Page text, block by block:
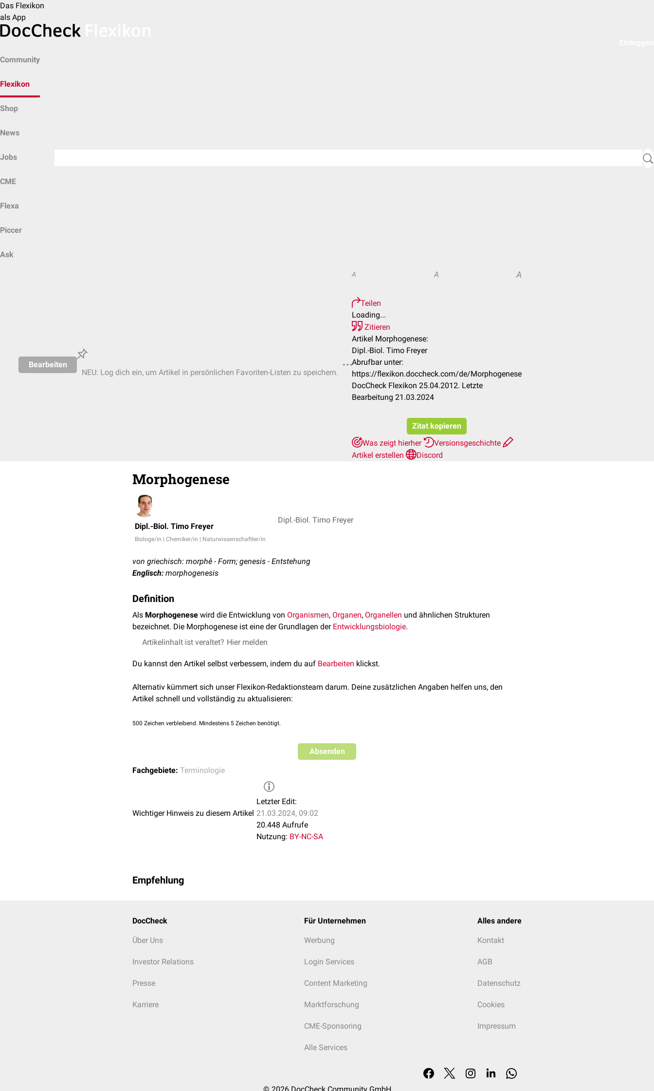
Das Flexikon
als App
Community
Flexikon
Shop
News
Jobs
CME
Flexa
Piccer
Ask
Bearbeiten
NEU: Log dich ein, um Artikel in persönlichen Favoriten-Listen zu speichern.
A A A
Teilen
Loading...
Zitieren
Artikel Morphogenese:
Dipl.-Biol. Timo Freyer
Abrufbar unter:
https://flexikon.doccheck.com/de/Morphogenese
DocCheck Flexikon 25.04.2012. Letzte
Bearbeitung 21.03.2024
Zitat kopieren
Was zeigt hierher
Versionsgeschichte
Artikel erstellen
Discord
Morphogenese
Dipl.-Biol. Timo Freyer
Biologe/in | Chemiker/in | Naturwissenschaftler/in
Dipl.-Biol. Timo Freyer
von griechisch: morphê - Form; genesis - Entstehung
Englisch: morphogenesis
Definition
Als Morphogenese wird die Entwicklung von Organismen, Organen, Organellen und ähnlichen Strukturen
bezeichnet. Die Morphogenese ist eine der Grundlagen der Entwicklungsbiologie.
Artikelinhalt ist veraltet? Hier melden
Du kannst den Artikel selbst verbessern, indem du auf Bearbeiten klickst.
Alternativ kümmert sich unser Flexikon-Redaktionsteam darum. Deine zusätzlichen Angaben helfen uns, den
Artikel schnell und vollständig zu aktualisieren:
500 Zeichen verbleibend. Mindestens 5 Zeichen benötigt.
Absenden
Fachgebiete: Terminologie
Wichtiger Hinweis zu diesem Artikel
Letzter Edit:
21.03.2024, 09:02
20.448 Aufrufe
Nutzung: BY-NC-SA
Empfehlung
DocCheck
Über Uns
Investor Relations
Presse
Karriere
Für Unternehmen
Werbung
Login Services
Content Marketing
Marktforschung
CME-Sponsoring
Alle Services
Alles andere
Kontakt
AGB
Datenschutz
Cookies
Impressum